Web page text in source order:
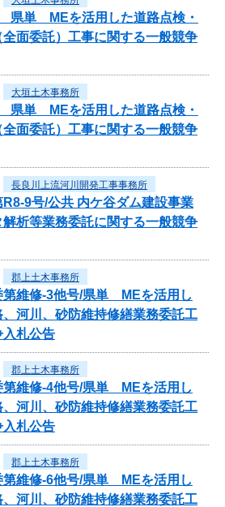
単 MEを活用した道路点検・
面委託）工事に関する一般競争
大垣土木事務所
単 MEを活用した道路点検・
面委託）工事に関する一般競争
長良川上流河川開発工事事務所
R8-9号/公共 内ケ谷ダム建設事業
析等業務委託に関する一般競争
郡上土木事務所
第維修‐3他号/県単 MEを活用し
河川、砂防維持修繕業務委託工
入札公告
郡上土木事務所
第維修‐4他号/県単 MEを活用し
河川、砂防維持修繕業務委託工
入札公告
郡上土木事務所
第維修‐6他号/県単 MEを活用し
河川、砂防維持修繕業務委託工